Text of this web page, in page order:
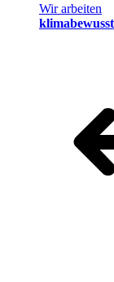
Wir arbeiten
klimabewusst